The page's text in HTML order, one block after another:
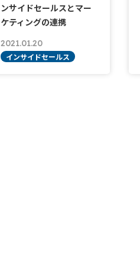
ンサイドセールスとマー
ケティングの連携
2021.01.20
インサイドセールス